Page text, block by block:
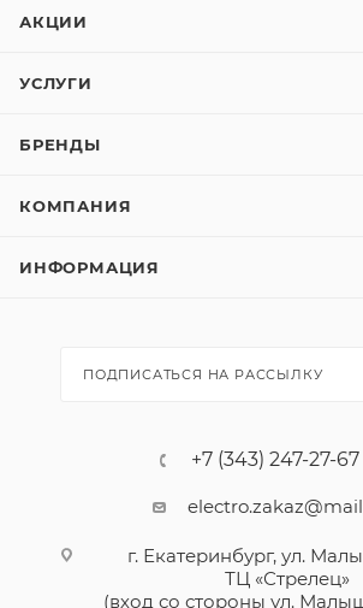
АКЦИИ
УСЛУГИ
БРЕНДЫ
КОМПАНИЯ
ИНФОРМАЦИЯ
ПОДПИСАТЬСЯ НА РАССЫЛКУ
+7 (343) 247-27-67
г. Екатеринбург, ул.
ТЦ «Стрелец»
(вход со стороны ул.